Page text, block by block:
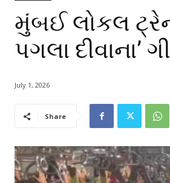
મુંબઈ લોકલ ટ્રેન
પગલા દીવાના’
July 1, 2026
Share